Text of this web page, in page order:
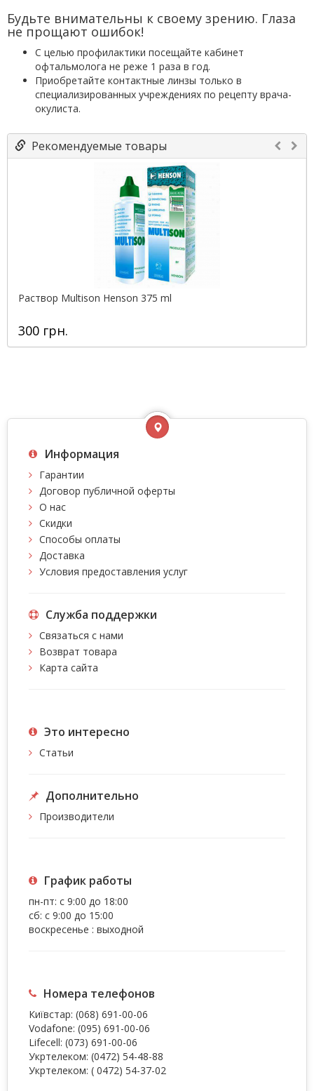
Будьте внимательны к своему зрению. Глаза
не прощают ошибок!
С целью профилактики посещайте кабинет
офтальмолога не реже 1 раза в год.
Приобретайте контактные линзы только в
специализированных учреждениях по рецепту врача-
окулиста.
Рекомендуемые товары
Раствор Multison Henson 375 ml
300 грн.
Информация
Гарантии
Договор публичной оферты
О нас
Скидки
Способы оплаты
Доставка
Условия предоставления услуг
Служба поддержки
Связаться с нами
Возврат товара
Карта сайта
Это интересно
Статьи
Дополнительно
Производители
График работы
пн-пт: с 9:00 до 18:00
сб: с 9:00 до 15:00
воскресенье : выходной
Номера телефонов
Київстар: (068) 691-00-06
Vodafone: (095) 691-00-06
Lifecell: (073) 691-00-06
Укртелеком: (0472) 54-48-88
Укртелеком: ( 0472) 54-37-02